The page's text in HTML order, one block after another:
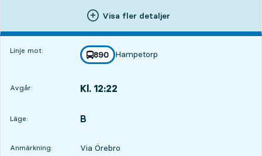
Visa fler detaljer
Linje mot: linje
890
mot
Hampetorp
,
Avgår: Kl. 12:22
Läge:
LÄGE, B
,
Anmärkning: Via Örebro